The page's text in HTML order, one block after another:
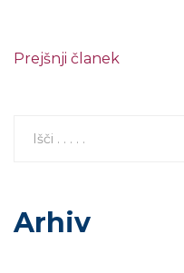
Prejšnji članek
Arhiv